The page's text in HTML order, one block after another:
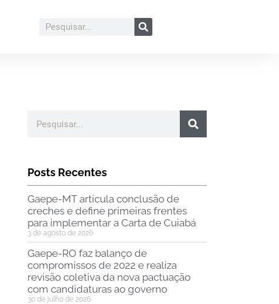
Posts Recentes
Gaepe-MT articula conclusão de
creches e define primeiras frentes
para implementar a Carta de Cuiabá
3 de agosto de 2026
Gaepe-RO faz balanço de
compromissos de 2022 e realiza
revisão coletiva da nova pactuação
com candidaturas ao governo
30 de julho de 2026